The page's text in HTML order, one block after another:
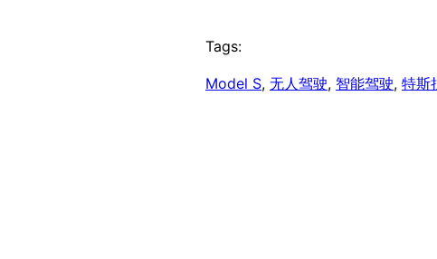
Tags:
Model S, 无人驾驶, 智能驾驶, 特斯